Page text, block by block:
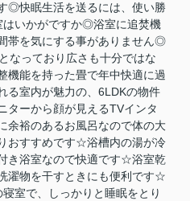
◎快眠生活を送るには、使い勝
はいかがですか◎浴室に追焚機
帯を気にする事がありません◎
なっており広さも十分ではな
機能を持った畳で年中快適に過
る室内が魅力の、6LDKの物件
ターから顔が見えるTVインタ
余裕のあるお風呂なので体の大
おすすめです☆浴槽内の湯が冷
き浴室なので快適です☆浴室乾
濯物を干すときにも便利です☆
室で、しっかりと睡眠をとり